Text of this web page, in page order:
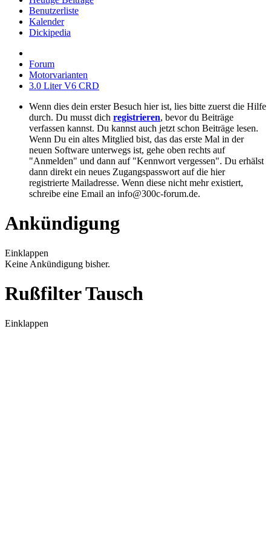
Benutzerliste
Kalender
Dickipedia
Forum
Motorvarianten
3.0 Liter V6 CRD
Wenn dies dein erster Besuch hier ist, lies bitte zuerst die Hilfe
durch. Du musst dich registrieren, bevor du Beiträge
verfassen kannst. Du kannst auch jetzt schon Beiträge lesen.
Wenn Du ein altes Mitglied bist, das das erste Mal in der
neuen Software unterwegs ist, gehe oben rechts auf
"Anmelden" und dann auf "Kennwort vergessen". Du erhälst
dann direkt ein neues Zugangspasswort auf die hier
registrierte Mailadresse. Wenn diese nicht mehr existiert,
schreibe eine Email an info@300c-forum.de.
Ankündigung
Einklappen
Keine Ankündigung bisher.
Rußfilter Tausch
Einklappen